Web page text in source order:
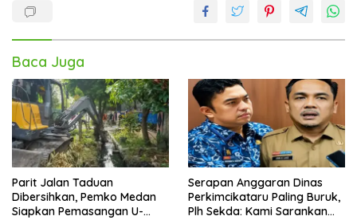
Baca Juga
Parit Jalan Taduan
Dibersihkan, Pemko Medan
Siapkan Pemasangan U-
Serapan Anggaran Dinas
Perkimcikataru Paling Buruk,
Plh Sekda: Kami Sarankan